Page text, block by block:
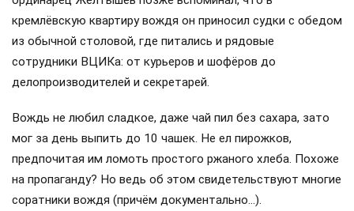
кремлёвскую квартиру вождя он приносил судки с обедом
из обычной столовой, где питались и рядовые
сотрудники ВЦИКа: от курьеров и шофёров до
делопроизводителей и секретарей.
Вождь не любил сладкое, даже чай пил без сахара, зато
мог за день выпить до 10 чашек. Не ел пирожков,
предпочитая им ломоть простого ржаного хлеба. Похоже
на пропаганду? Но ведь об этом свидетельствуют многие
соратники вождя (причём документально…).